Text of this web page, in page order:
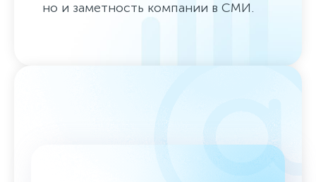
но и заметность компании в СМИ.